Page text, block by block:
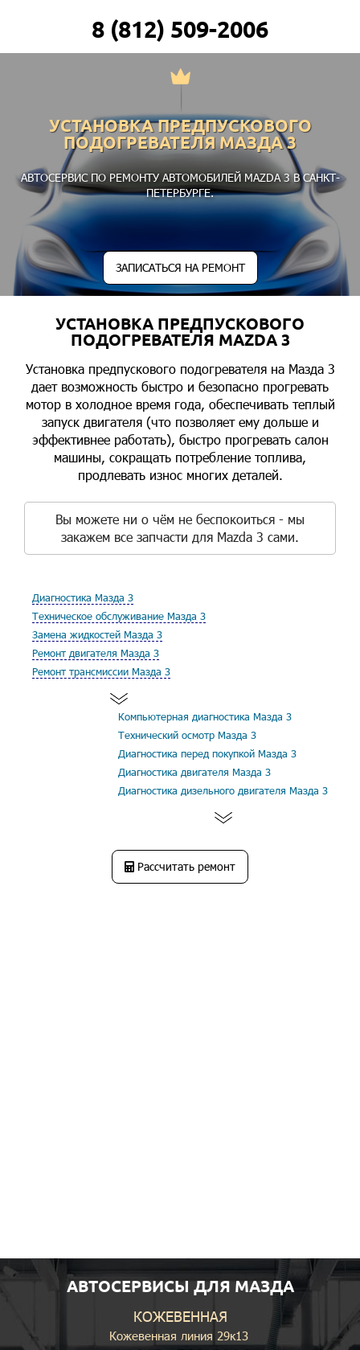
8 (812) 509-2006
УСТАНОВКА ПРЕДПУСКОВОГО
ПОДОГРЕВАТЕЛЯ МАЗДА 3
АВТОСЕРВИС ПО РЕМОНТУ АВТОМОБИЛЕЙ MAZDA 3 В САНКТ-
ПЕТЕРБУРГЕ.
ЗАПИСАТЬСЯ НА РЕМОНТ
УСТАНОВКА ПРЕДПУСКОВОГО
ПОДОГРЕВАТЕЛЯ MAZDA 3
Установка предпускового подогревателя на Мазда 3
дает возможность быстро и безопасно прогревать
мотор в холодное время года, обеспечивать теплый
запуск двигателя (что позволяет ему дольше и
эффективнее работать), быстро прогревать салон
машины, сокращать потребление топлива,
продлевать износ многих деталей.
Вы можете ни о чём не беспокоиться - мы
закажем все запчасти для Mazda 3 сами.
Диагностика Мазда 3
Техническое обслуживание Мазда 3
Замена жидкостей Мазда 3
Ремонт двигателя Мазда 3
Ремонт трансмиссии Мазда 3
Компьютерная диагностика Мазда 3
Технический осмотр Мазда 3
Диагностика перед покупкой Мазда 3
Диагностика двигателя Мазда 3
Диагностика дизельного двигателя Мазда 3
Рассчитать ремонт
АВТОСЕРВИСЫ ДЛЯ МАЗДА
КОЖЕВЕННАЯ
Кожевенная линия 29к13